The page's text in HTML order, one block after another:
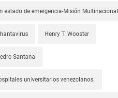
estado de emergencia-Misión
hantavirus Henry T. Wooster
Santana
universitarios venezolanos.